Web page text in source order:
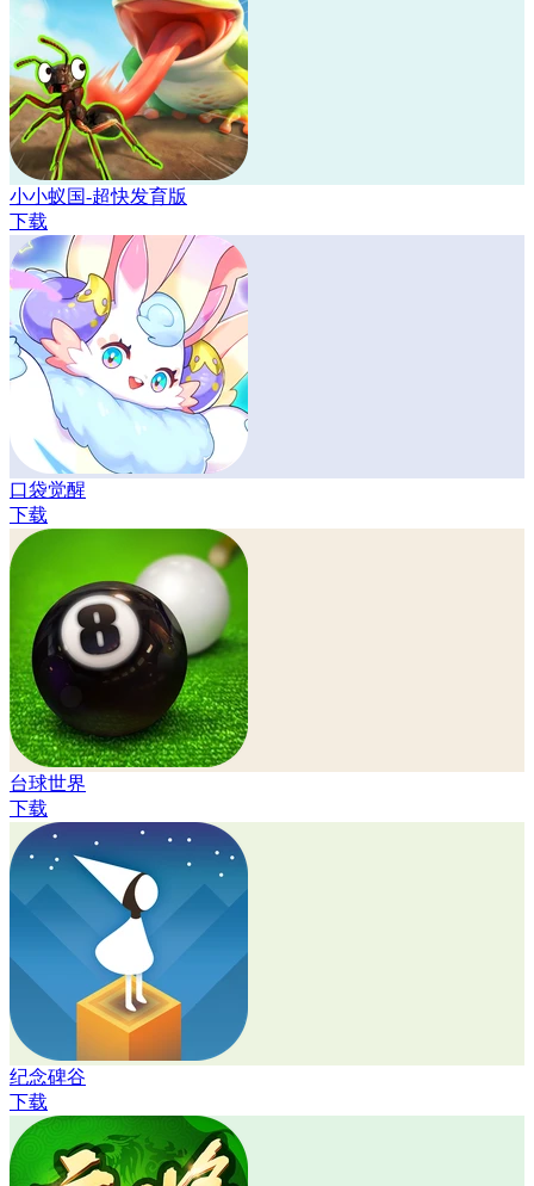
小小蚁国-超快发育版
下载
口袋觉醒
下载
台球世界
下载
纪念碑谷
下载